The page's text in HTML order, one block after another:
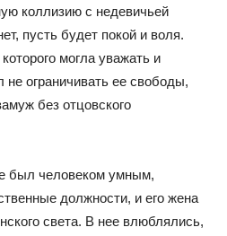
коллизию с недевичьей
пусть будет покой и воля.
могла уважать и
ограничивать ее свободы,
без отцовского
был человеком умным,
должности, и его жена
света. В нее влюблялись,